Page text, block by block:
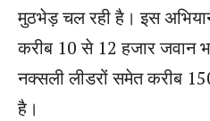
मुठभेड़ चल रही है। इस
करीब 10 से 12 हजार जवान
नक्सली लीडरों समेत करीब
है।